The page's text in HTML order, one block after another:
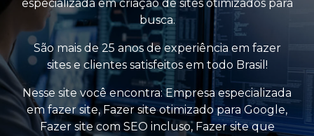
especializada em criação de sites otimizados para
busca.
São mais de 25 anos de experiência em fazer
sites e clientes satisfeitos em todo Brasil!
Nesse site você encontra:Empresa especializada
em fazer site,Fazer site otimizado para Google,
Fazer site com SEO incluso, Fazer site que